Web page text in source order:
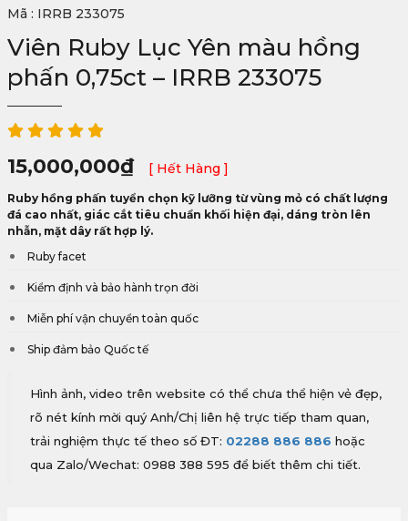
Mã : IRRB 233075
Viên Ruby Lục Yên màu hồng
phấn 0,75ct – IRRB 233075
15,000,000₫ [ Hết Hàng ]
Ruby hồng phấn tuyển chọn kỹ lưỡng từ vùng mỏ có chất lượng
đá cao nhất, giác cắt tiêu chuẩn khối hiện đại, dáng tròn lên
nhẫn, mặt dây rất hợp lý.
Ruby facet
Kiểm định và bảo hành trọn đời
Miễn phí vận chuyển toàn quốc
Ship đảm bảo Quốc tế
Hình ảnh, video trên website có thể chưa thể hiện vẻ đẹp,
rõ nét kính mời quý Anh/Chị liên hệ trực tiếp tham quan,
trải nghiệm thực tế theo số ĐT: 02288 886 886 hoặc
qua Zalo/Wechat: 0988 388 595 để biết thêm chi tiết.